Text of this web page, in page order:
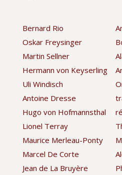
Bernard Rio
Oskar Freysinger
Martin Sellner
Hermann von Keyserling
Uli Windisch
Antoine Dresse
Hugo von Hofmannsthal
Lionel Terray
Maurice Merleau-Ponty
Marcel De Corte
Jean de La Bruyère